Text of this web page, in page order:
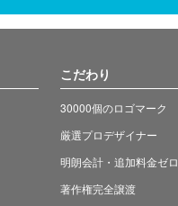
こだわり
30000個のロゴマーク
厳選プロデザイナー
明朗会計・追加料金ゼロ
著作権完全譲渡